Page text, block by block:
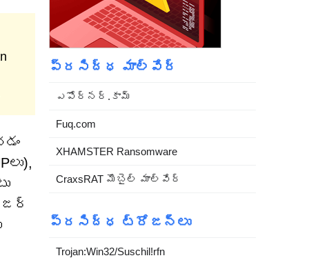
ప్రసిద్ధ మాల్వేర్
ఎపోర్నర్.కామ్
Fuq.com
XHAMSTER Ransomware
CraxsRAT మొబైల్ మాల్వేర్
ప్రసిద్ధ ట్రోజన్లు
Trojan:Win32/Suschil!rfn